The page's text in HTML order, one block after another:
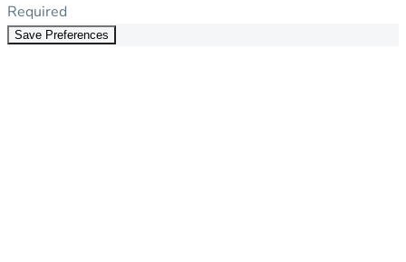
Required
Save Preferences